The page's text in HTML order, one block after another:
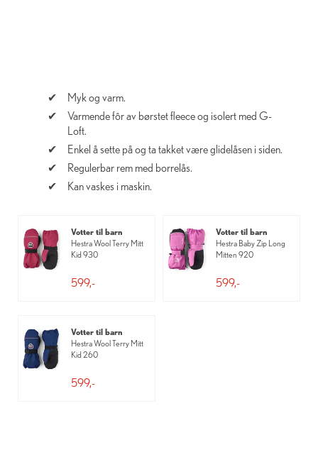
Myk og varm.
Varmende fôr av børstet fleece og isolert med G-
Loft.
Enkel å sette på og ta takket være glidelåsen i siden.
Regulerbar rem med borrelås.
Kan vaskes i maskin.
Votter til barn
Hestra Wool Terry Mitt
Kid 930
599,-
Votter til barn
Hestra Baby Zip Long
Mitten 920
599,-
Votter til barn
Hestra Wool Terry Mitt
Kid 260
599,-